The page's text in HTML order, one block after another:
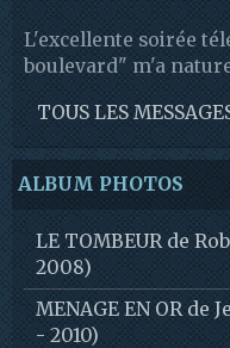
L'excellente soirée
boulevard" m'a
TOUS LES
ALBUM PHOTOS
LE TOMBEUR de
2008)
MENAGE EN OR de
- 2010)